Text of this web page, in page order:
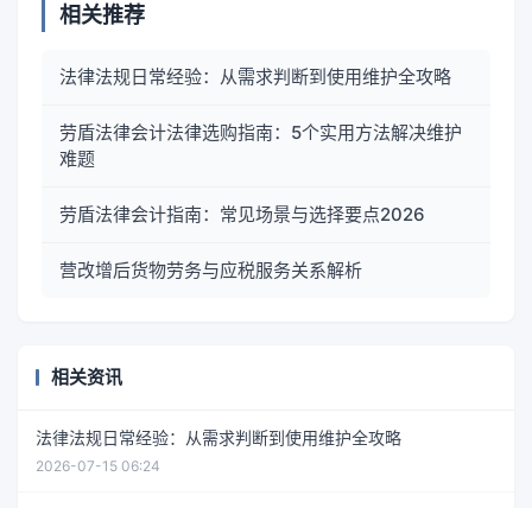
相关推荐
法律法规日常经验：从需求判断到使用维护全攻略
劳盾法律会计法律选购指南：5个实用方法解决维护
难题
劳盾法律会计指南：常见场景与选择要点2026
营改增后货物劳务与应税服务关系解析
相关资讯
法律法规日常经验：从需求判断到使用维护全攻略
2026-07-15 06:24